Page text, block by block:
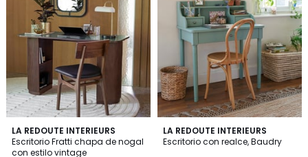
LA REDOUTE INTERIEURS
Escritorio Fratti chapa de nogal
con estilo vintage
4,5
/ 5
LA REDOUTE INTERIEURS
Escritorio con realce, Baudry
3,8
/ 5